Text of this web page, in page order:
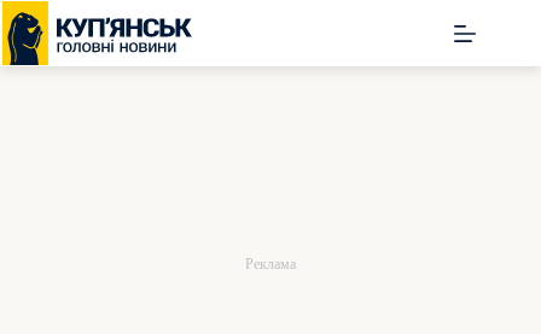
Перейти
до
вмісту